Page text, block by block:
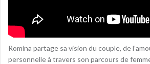
Romina partage sa vision du couple, de
personnelle à travers son parcours de